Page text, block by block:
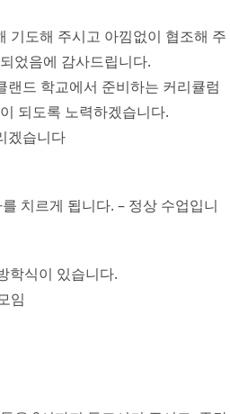
기도해 주시고 아낌없이 협조해 주
었음에 감사드립니다.
드 학교에서 준비하는 커리큘럼
되도록 노력하겠습니다.
겠습니다
치르게 됩니다. – 정상 수업입니
학식이 있습니다.
임